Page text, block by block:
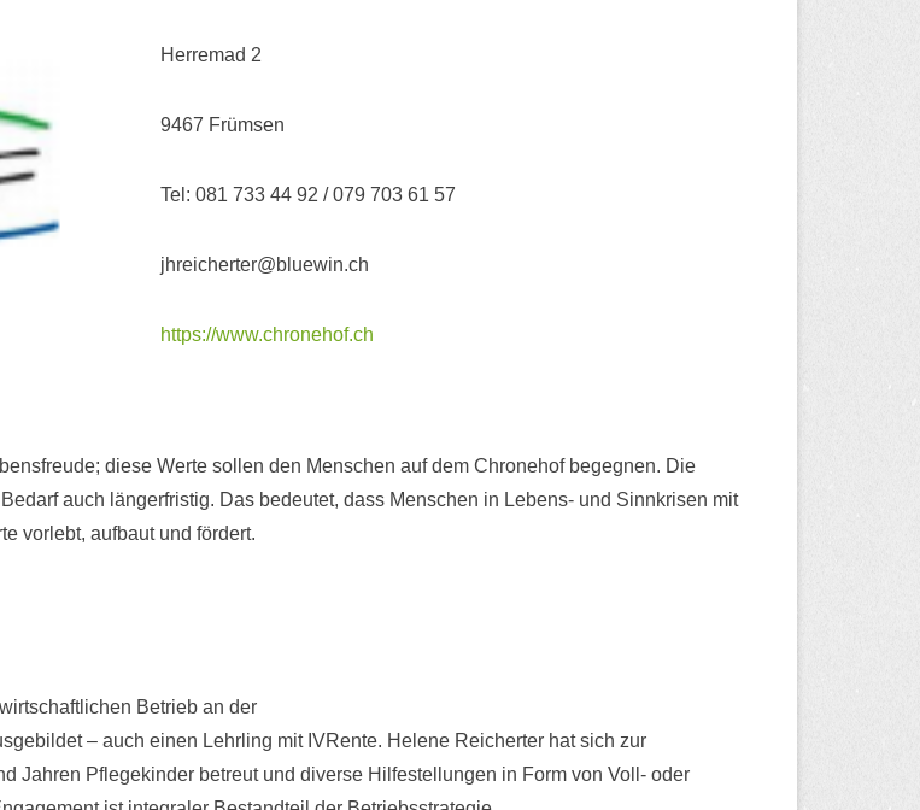
Herremad 2
9467 Frümsen
Tel: 081 733 44 92 / 079 703 61 57
jhreicherter@bluewin.ch
https://www.chronehof.ch
diese Werte sollen den Menschen auf dem Chronehof begegnen. Die
auch längerfristig. Das bedeutet, dass Menschen in Lebens- und Sinnkrisen mit
vorlebt, aufbaut und fördert.
Betrieb an der
– auch einen Lehrling mit IVRente. Helene Reicherter hat sich zur
Jahren Pflegekinder betreut und diverse Hilfestellungen in Form von Voll- oder